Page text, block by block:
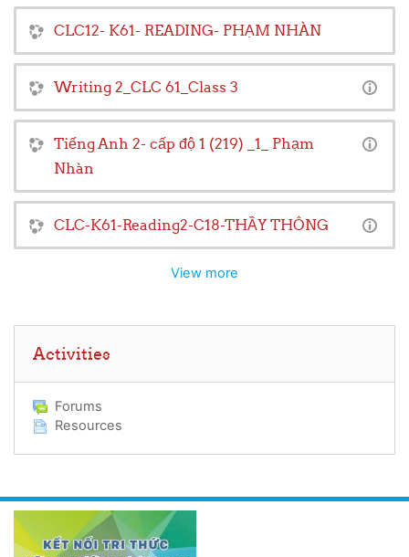
CLC12- K61- READING- PHẠM NHÀN
Writing 2_CLC 61_Class 3
Tiếng Anh 2- cấp độ 1 (219) _1_ Phạm
Nhàn
CLC-K61-Reading2-C18-THẦY THÔNG
View more
Activities
Forums
Resources